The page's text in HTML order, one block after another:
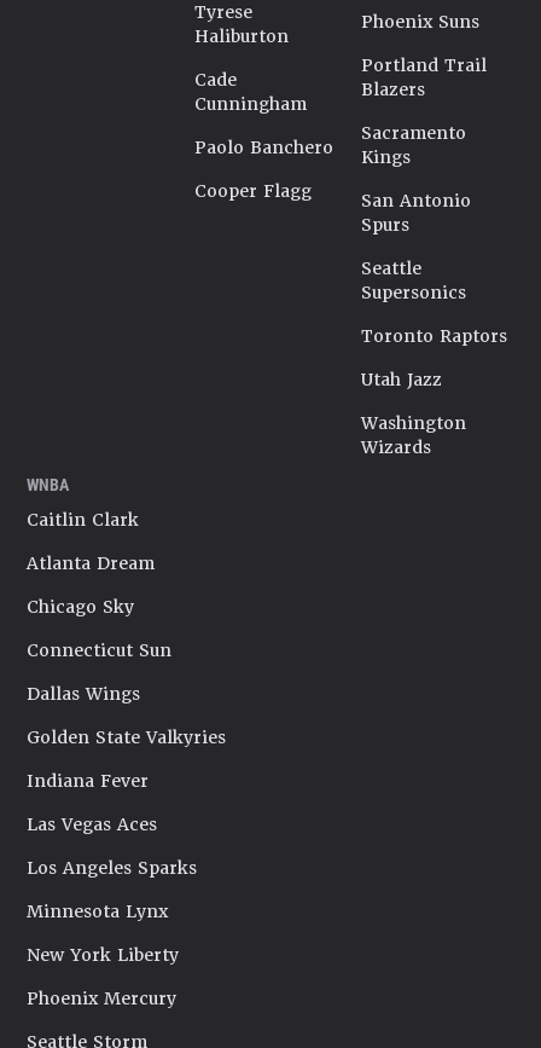
Tyrese
Haliburton
Cade
Cunningham
Paolo Banchero
Cooper Flagg
Phoenix Suns
Portland Trail
Blazers
Sacramento
Kings
San Antonio
Spurs
Seattle
Supersonics
Toronto Raptors
Utah Jazz
Washington
Wizards
WNBA
Caitlin Clark
Atlanta Dream
Chicago Sky
Connecticut Sun
Dallas Wings
Golden State Valkyries
Indiana Fever
Las Vegas Aces
Los Angeles Sparks
Minnesota Lynx
New York Liberty
Phoenix Mercury
Seattle Storm